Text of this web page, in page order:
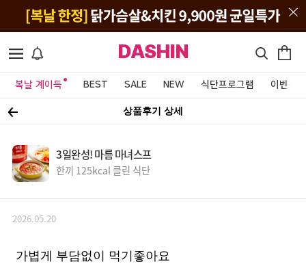
DASHIN
복날 계이득 BEST SALE NEW 식단프로그램 이벤트&
상품후기 상세
3일완성! 마름 마녀스프
한끼 125kcal 클린 식단
2026.05.20
가볍게 부담없이 먹기좋아요